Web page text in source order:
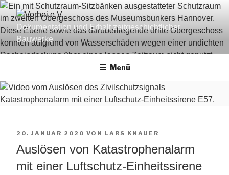
Zum
Inhalt
springenDokumentation und Erhalt zeitgeschichtlicher
Bauwerke
Menü
VERÖFFENTLICHT
AM
20. JANUAR 2020 VON LARS KNAUER
Auslösen von Katastrophenalarm
mit einer Luftschutz-Einheitssirene